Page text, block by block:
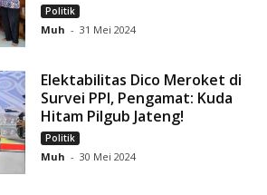
Politik
Muh - 31 Mei 2024
Elektabilitas Dico Meroket di
Survei PPI, Pengamat: Kuda
Hitam Pilgub Jateng!
Politik
Muh - 30 Mei 2024